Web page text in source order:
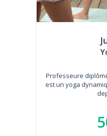
Professeure
est un yoga